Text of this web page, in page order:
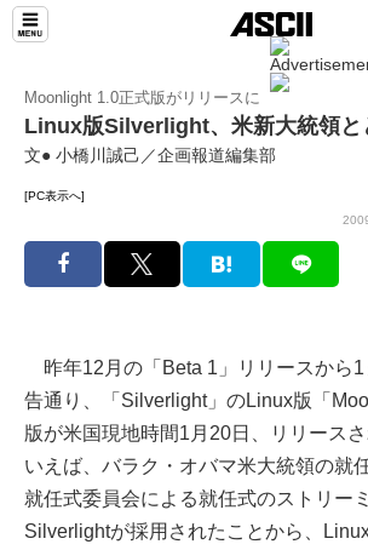
Moonlight 1.0正式版がリリースに
Linux版Silverlight、米新大統領と
文● 小橋川誠己／企画報道編集部
[PC表示へ]
昨年12月の「Beta 1」リリースから1
告通り、「Silverlight」のLinux版「
版が米国現地時間1月20日、リリース
いえば、バラク・オバマ米大統領の就
就任式委員会による就任式のストリー
Silverlightが採用されたことから、